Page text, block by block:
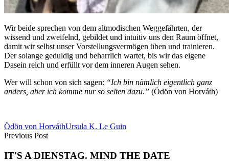
Wir beide sprechen von dem altmodischen Weggefährten, der
wissend und zweifelnd, gebildet und intuitiv uns den Raum öffnet,
damit wir selbst unser Vorstellungsvermögen üben und trainieren.
Der solange geduldig und beharrlich wartet, bis wir das eigene
Dasein reich und erfüllt vor dem inneren Augen sehen.
Wer will schon von sich sagen: “Ich bin nämlich eigentlich ganz
anders, aber ich komme nur so selten dazu.” (Ödön von Horváth)
Ödön von HorváthUrsula K. Le Guin
Previous Post
IT'S A DIENSTAG. MIND THE DATE